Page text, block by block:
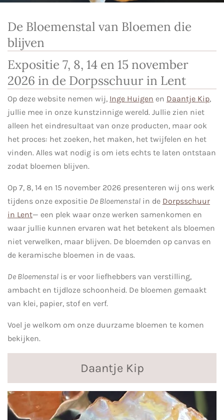
De Bloemenstal van Bloemen die
blijven
Expositie 7, 8, 14 en 15 november
2026 in de Dorpsschuur in Lent
Op deze website nemen wij, Inge Huigen en Daantje Kip,
jullie mee in onze kunstzinnige wereld. Jullie zien niet
alleen het eindresultaat van onze producten, maar ook
het proces: het zoeken, het maken, het twijfelen en het
vinden. Alles wat nodig is om iets echts te laten ontstaan
zodat bloemen blijven.
Op 7, 8, 14 en 15 november 2026 presenteren wij ons werk
tijdens onze expositie De Bloemenstal in de Dorpsschuur
in Lent— een plek waar onze werken samenkomen en
waar jullie kunnen ervaren wat het betekent als bloemen
niet verwelken, maar blijven. De bloemden op canvas en
de keramische bloemen in de vaas.
De Bloemenstal is er voor liefhebbers van verstilling,
ambacht en tijdloze schoonheid. De bloemen gemaakt
van klei, papier, stof en verf.
Voel je welkom om onze duurzame bloemen te komen
bekijken.
Daantje Kip